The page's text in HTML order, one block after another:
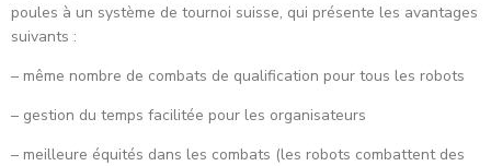
poules à un système de tournoi suisse, qui présente les avantages
suivants :
– même nombre de combats de qualification pour tous les robots
– gestion du temps facilitée pour les organisateurs
– meilleure équités dans les combats (les robots combattent des